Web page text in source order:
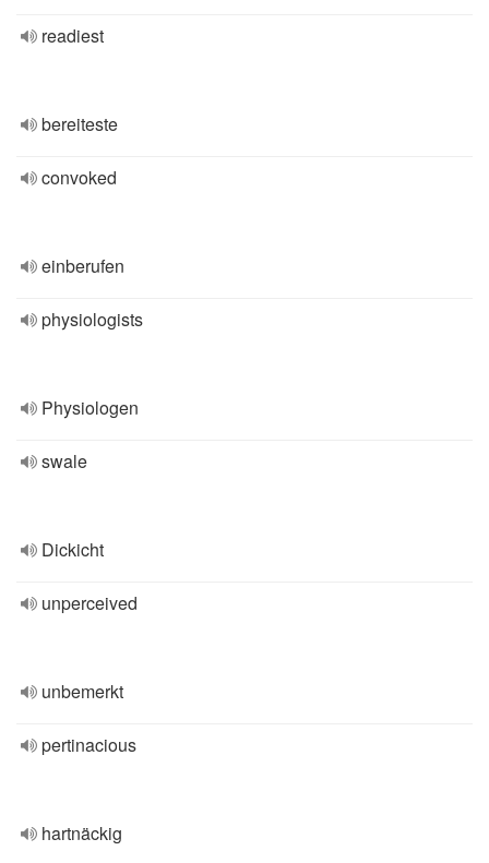
readiest
bereiteste
convoked
einberufen
physiologists
Physiologen
swale
Dickicht
unperceived
unbemerkt
pertinacious
hartnäckig